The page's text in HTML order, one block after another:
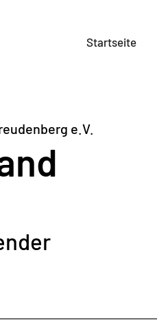
Startseite
e.V.